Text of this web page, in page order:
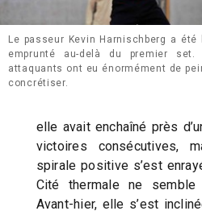
Le passeur Kevin Harnischberg a été
emprunté au-delà du premier set.
attaquants ont eu énormément de
concrétiser.
elle avait enchaîné près
victoires consécutives,
spirale positive s’est
Cité thermale ne semble
Avant-hier, elle s’est